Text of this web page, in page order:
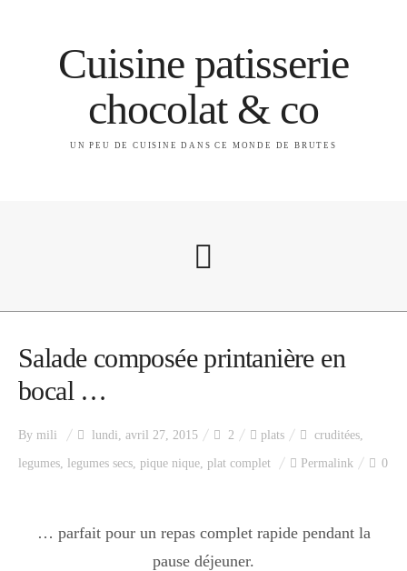
Cuisine patisserie
chocolat & co
UN PEU DE CUISINE DANS CE MONDE DE BRUTES
A propos
Catégories
Apéro
Salade composée printanière en
bocal …
By mili lundi, avril 27, 2015 2 plats cruditées,
legumes, legumes secs, pique nique, plat complet Permalink 0
… parfait pour un repas complet rapide pendant la
pause déjeuner.